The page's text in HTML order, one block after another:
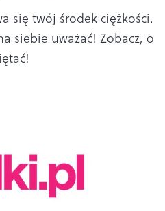
się twój środek ciężkości.
siebie uważać! Zobacz, o